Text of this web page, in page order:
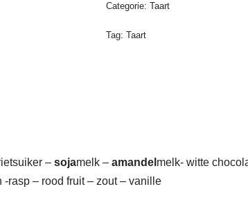
Categorie:Taart
Tag:Taart
– sojamelk – amandel melk- witte
rasp – rood fruit – zout – vanille